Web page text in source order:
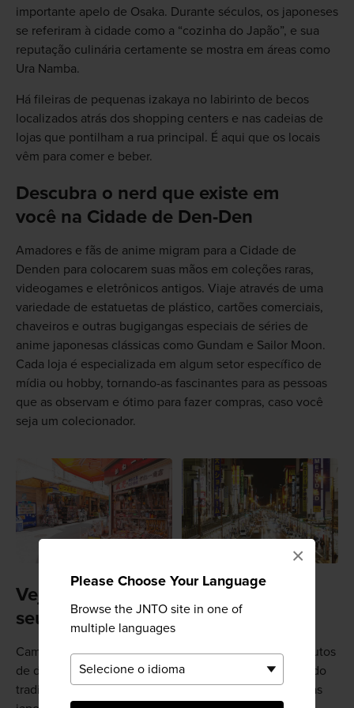
Please Choose Your Language
Browse the JNTO site in one of
multiple languages
×
importante apelo de Osaka. Durante séculos, os japoneses
se referiram à cidade como a “cozinha do Japão”, e sua
reputação culinária certamente se mostra em áreas como
Ura Namba.
Há fileiras de pequenas izakaya no labirinto de becos
localizados atrás dos shopping centers e nas cadeias de
lojas que pontilham a rua principal. É aqui que os locais
vêm para comer e beber.
Descubra o nerd que existe em
você na Cidade de Den-Den
Amadores e fãs de anime migram para a Cidade de
Denden para colocarem suas mãos em coleções raras,
videogames e eletrônicos antigos. Viaje através de uma
variedade de estatuetas de plástico, cartões comerciais,
chaveiros e outras bugigangas especiais de séries de
anime japonesas clássicas como Gundam e Sailor Moon.
Cada loja é especializada em algum setor específico de
mídia ou hobby, tornando-as fascinantes para as pessoas
que as observam e ótimo para fazer compras, caso você
seja um colecionador.
Veja onde os locais conseguem
seus peixes
Caminhe pelas ricas seleções de peixes e outros produtos
de destaque exibidos pelo Kuromon Ichiba, um mercado
tradicional com cerca de 200 anos de história. Peixarias